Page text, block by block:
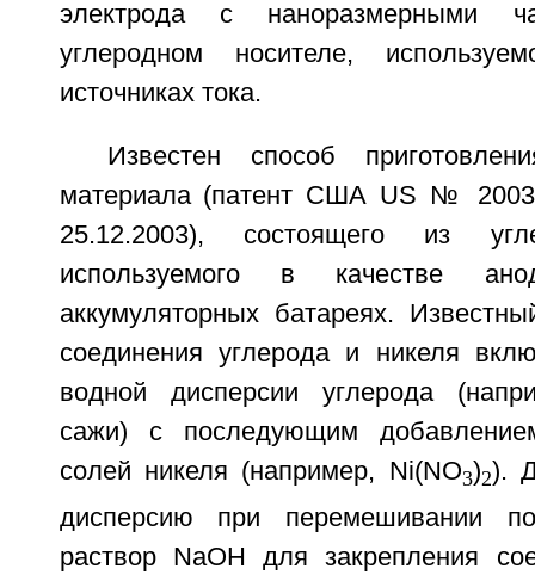
электрода с наноразмерными
углеродном носителе,
источниках тока.
Известен способ
материала (патент США US №
25.12.2003), состоящего из
используемого в качестве
аккумуляторных батареях.
соединения углерода и никеля
водной дисперсии углерода
сажи) с последующим
солей никеля (например, Ni(NO3)2).
дисперсию при перемешивании
раствор NaOH для закрепления